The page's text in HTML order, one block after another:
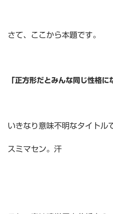
さて、ここから本題です。
「正方形だとみんな同じ性格に
いきなり意味不明なタイトル
スミマセン。汗